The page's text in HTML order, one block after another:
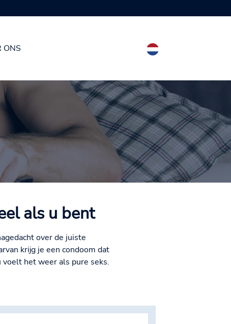
ONS
als u bent
over de juiste
krijg je een condoom dat
voelt het weer als pure seks.